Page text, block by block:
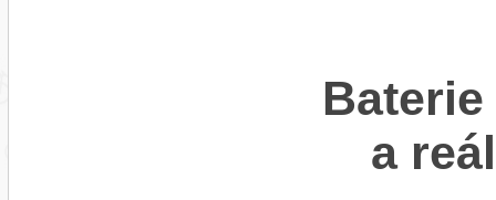
Baterie
a